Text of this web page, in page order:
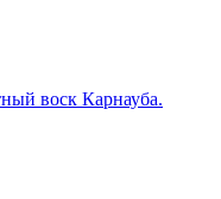
воск Карнауба.